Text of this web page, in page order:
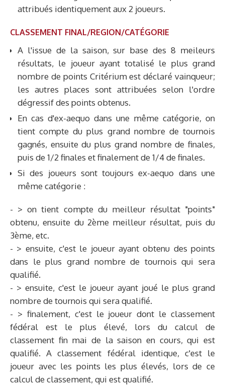
attribués identiquement aux 2 joueurs.
CLASSEMENT FINAL/REGION/CATÉGORIE
A l'issue de la saison, sur base des 8 meileurs
résultats, le joueur ayant totalisé le plus grand
nombre de points Critérium est déclaré vainqueur;
les autres places sont attribuées selon l'ordre
dégressif des points obtenus.
En cas d'ex-aequo dans une même catégorie, on
tient compte du plus grand nombre de tournois
gagnés, ensuite du plus grand nombre de finales,
puis de 1/2 finales et finalement de 1/4 de finales.
Si des joueurs sont toujours ex-aequo dans une
même catégorie :
- > on tient compte du meilleur résultat "points"
obtenu, ensuite du 2ème meilleur résultat, puis du
3ème, etc.
- > ensuite, c'est le joueur ayant obtenu des points
dans le plus grand nombre de tournois qui sera
qualifié.
- > ensuite, c'est le joueur ayant joué le plus grand
nombre de tournois qui sera qualifié.
- > finalement, c'est le joueur dont le classement
fédéral est le plus élevé, lors du calcul de
classement fin mai de la saison en cours, qui est
qualifié. A classement fédéral identique, c'est le
joueur avec les points les plus élevés, lors de ce
calcul de classement, qui est qualifié.